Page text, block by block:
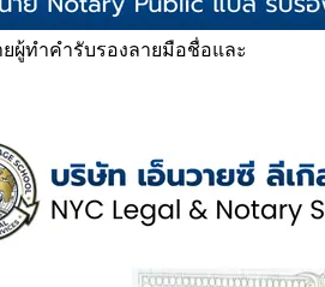
ผู้ทำคำรับรองลายมือชื่อและ